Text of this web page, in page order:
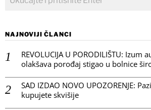
NAJNOVIJI ČLANCI
REVOLUCIJA U PORODILIŠTU: Izum
olakšava porođaj stigao u bolnice
SAD IZDAO NOVO UPOZORENJE:
kupujete skvišije